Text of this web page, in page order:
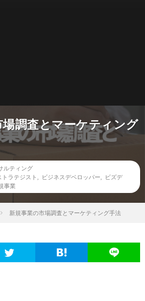
調査とマーケティング
ルティング
トラテジスト ビジネスデベロッパー
ビズデ
事業
新規事業の市場調査とマーケティング手法